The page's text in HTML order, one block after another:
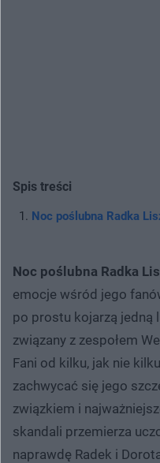
Spis treści
Noc poślubna Radka
Noc poślubna Radka
emocje wśród jego
po prostu kojarzą jedną
związany z zespołem
Fani od kilku, jak nie
zachwycać się jego
związkiem i
skandali przemierza
naprawdę Radek i